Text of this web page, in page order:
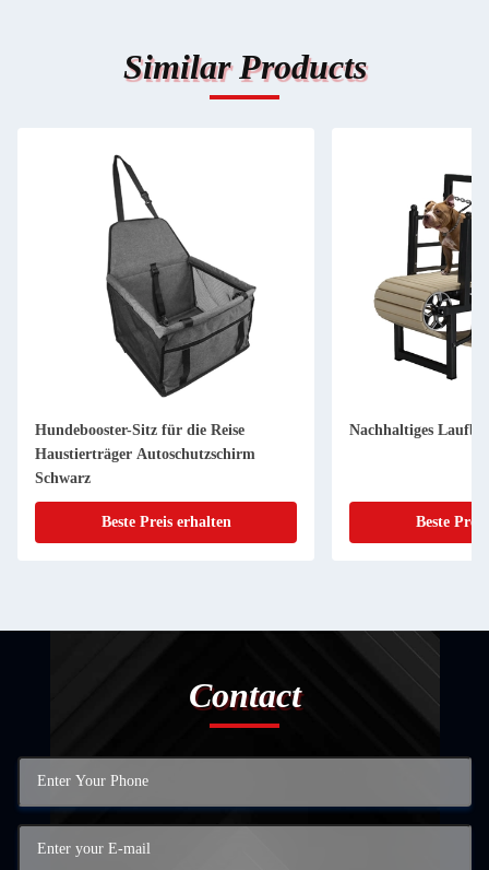
Similar Products
Hundebooster-Sitz für die Reise
Haustierträger Autoschutzschirm
Schwarz
Beste Preis erhalten
Nachhaltiges
Beste
Contact